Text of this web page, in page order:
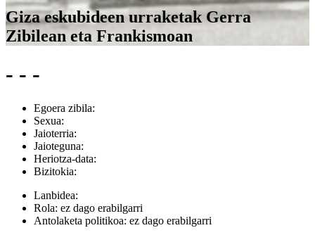
Giza eskubideen urraketak Gerra
Zibilean eta Frankismoan
- - -
Egoera zibila:
Sexua:
Jaioterria:
Jaioteguna:
Heriotza-data:
Bizitokia:
Lanbidea:
Rola: ez dago erabilgarri
Antolaketa politikoa: ez dago erabilgarri